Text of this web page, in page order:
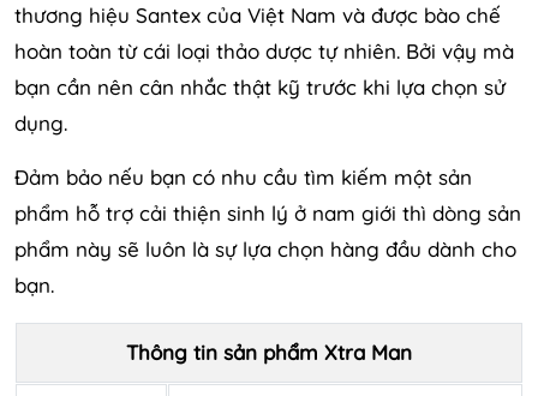
thương hiệu Santex của Việt Nam và được bào chế
hoàn toàn từ cái loại thảo dược tự nhiên. Bởi vậy mà
bạn cần nên cân nhắc thật kỹ trước khi lựa chọn sử
dụng.
Đảm bảo nếu bạn có nhu cầu tìm kiếm một sản
phẩm hỗ trợ cải thiện sinh lý ở nam giới thì dòng sản
phẩm này sẽ luôn là sự lựa chọn hàng đầu dành cho
bạn.
Thông tin sản phẩm Xtra Man